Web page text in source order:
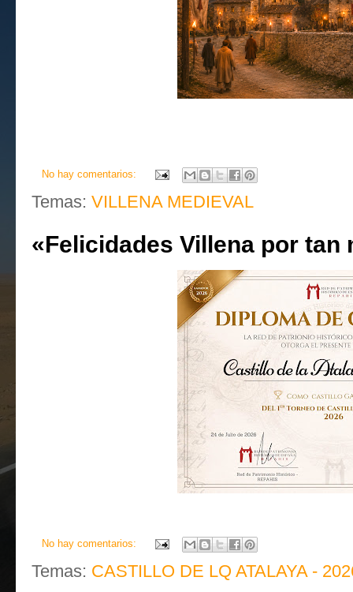
No hay comentarios:
Temas: VILLENA MEDIEVAL
«Felicidades Villena por
No hay comentarios:
Temas: CASTILLO DE LQ ATALAYA -